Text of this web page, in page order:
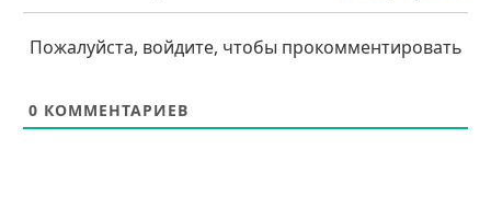
Пожалуйста, войдите, чтобы прокомментировать
0 КОММЕНТАРИЕВ